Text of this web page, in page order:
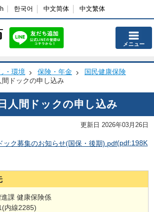
한국어 中文简体 中文繁体
メニュー
・環境 保険・年金
国民健康保険
ドックの申し込み
人間ドックの申し込み
更新日 2026年03月26日
ック募集のお知らせ(国保・後期).pdf(pdf:198K
課 健康保険係
内線2285)